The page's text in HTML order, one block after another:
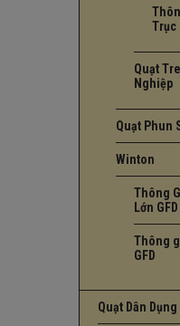
Trục
Quạt
Nghiệp
Quạt Phun
Winton
Thông
Lớn GFD
Thông
GFD
Quạt Dân Dụng